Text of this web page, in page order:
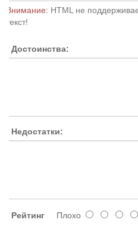
Внимание: HTML не
текст!
Достоинства:
Недостатки:
Рейтинг Плохо